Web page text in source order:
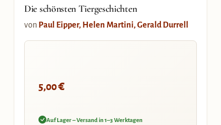
Die schönsten Tiergeschichten
von Paul Eipper, Helen Martini, Gerald Durrell
5,00€
Auf Lager – Versand in 1–3 Werktagen